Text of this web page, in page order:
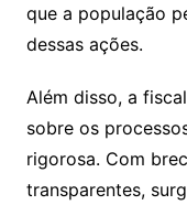
que a população
dessas ações.
Além disso, a
sobre os
rigorosa. Com
transparentes,